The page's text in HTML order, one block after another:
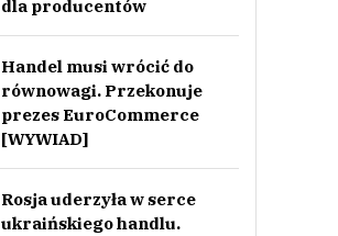
dla producentów
Handel musi wrócić do
równowagi. Przekonuje
prezes EuroCommerce
[WYWIAD]
Rosja uderzyła w serce
ukraińskiego handlu.